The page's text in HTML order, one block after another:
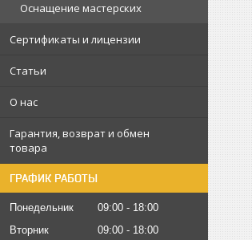
Оснащение мастерских
Сертификаты и лицензии
Статьи
О нас
Гарантия, возврат и обмен
товара
ГРАФИК РАБОТЫ
Понедельник 09:00
18:00
Вторник
09:00
18:00